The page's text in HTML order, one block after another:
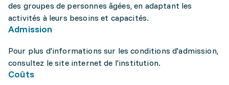
des groupes de personnes âgées, en adaptant les
activités à leurs besoins et capacités.
Admission
Pour plus d'informations sur les conditions d'admission,
consultez le site internet de l'institution.
Coûts